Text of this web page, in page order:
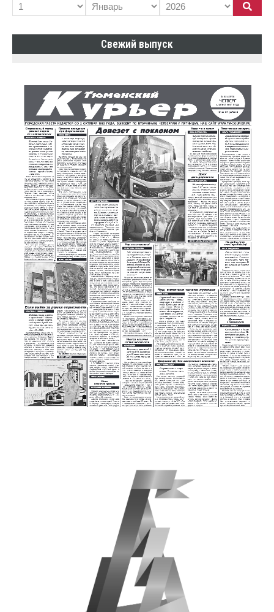
Свежий выпуск